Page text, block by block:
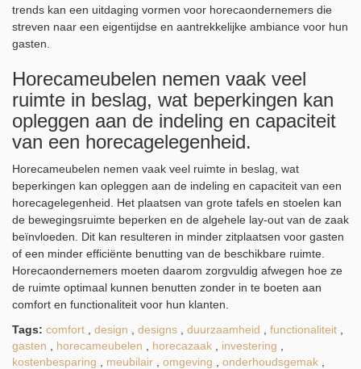
trends kan een uitdaging vormen voor horecaondernemers die
streven naar een eigentijdse en aantrekkelijke ambiance voor hun
gasten.
Horecameubelen nemen vaak veel
ruimte in beslag, wat beperkingen kan
opleggen aan de indeling en capaciteit
van een horecagelegenheid.
Horecameubelen nemen vaak veel ruimte in beslag, wat
beperkingen kan opleggen aan de indeling en capaciteit van een
horecagelegenheid. Het plaatsen van grote tafels en stoelen kan
de bewegingsruimte beperken en de algehele lay-out van de zaak
beïnvloeden. Dit kan resulteren in minder zitplaatsen voor gasten
of een minder efficiënte benutting van de beschikbare ruimte.
Horecaondernemers moeten daarom zorgvuldig afwegen hoe ze
de ruimte optimaal kunnen benutten zonder in te boeten aan
comfort en functionaliteit voor hun klanten.
Tags: comfort design designs duurzaamheid functionaliteit
gasten
horecameubelen horecazaak investering
kostenbesparing
meubilair omgeving onderhoudsgemak